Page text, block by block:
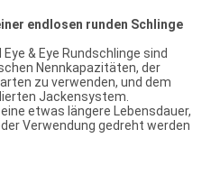
endlosen runden Schlinge
& Eye Rundschlinge sind
Nennkapazitäten, der
zu verwenden, und dem
Jackensystem.
etwas längere Lebensdauer,
Verwendung gedreht werden